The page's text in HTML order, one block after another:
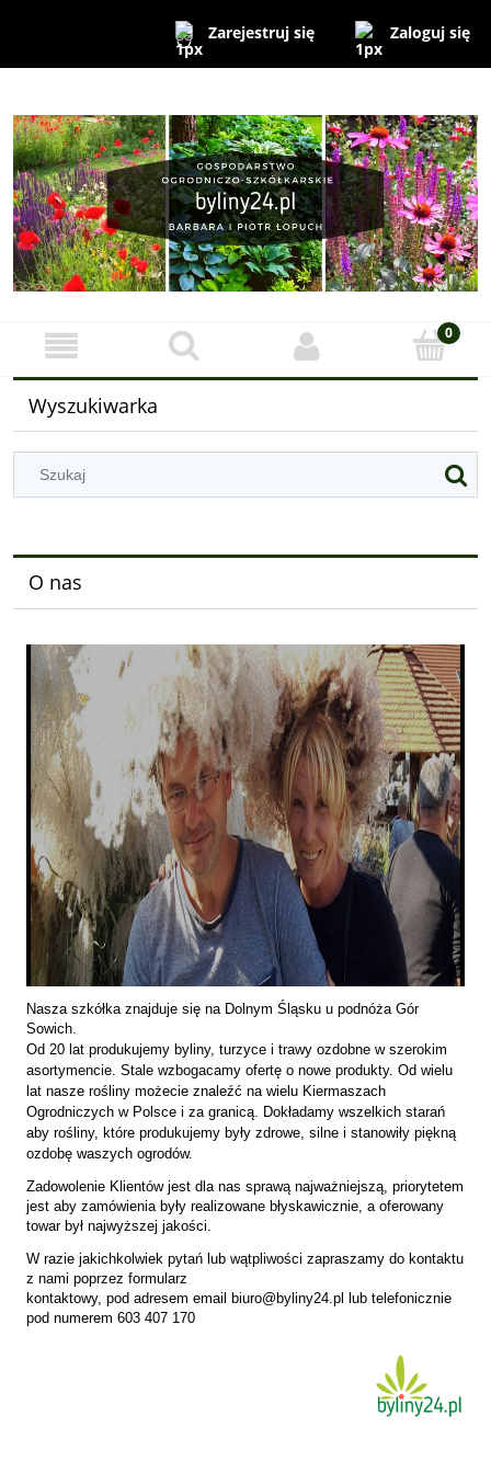
Zarejestruj się Zaloguj się
Wyszukiwarka
O nas
Nasza szkółka znajduje się na Dolnym Śląsku u podnóża Gór
Sowich.
Od 20 lat produkujemy byliny, turzyce i trawy ozdobne w szerokim
asortymencie. Stale wzbogacamy ofertę o nowe produkty. Od wielu
lat nasze rośliny możecie znaleźć na wielu Kiermaszach
Ogrodniczych w Polsce i za granicą. Dokładamy wszelkich starań
aby rośliny, które produkujemy były zdrowe, silne i stanowiły piękną
ozdobę waszych ogrodów.
Zadowolenie Klientów jest dla nas sprawą najważniejszą, priorytetem
jest aby zamówienia były realizowane błyskawicznie, a oferowany
towar był najwyższej jakości.
W razie jakichkolwiek pytań lub wątpliwości zapraszamy do kontaktu
z nami poprzez formularz
kontaktowy, pod adresem email biuro@byliny24.pl lub telefonicznie
pod numerem 603 407 170